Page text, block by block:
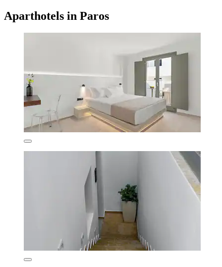
Aparthotels in Paros